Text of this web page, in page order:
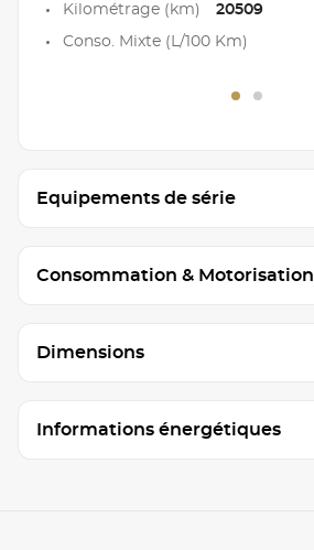
Kilométrage (km) 20509
Conso. Mixte (L/100 Km)
Equipements de série
Consommation & Motorisation
Dimensions
Informations énergétiques